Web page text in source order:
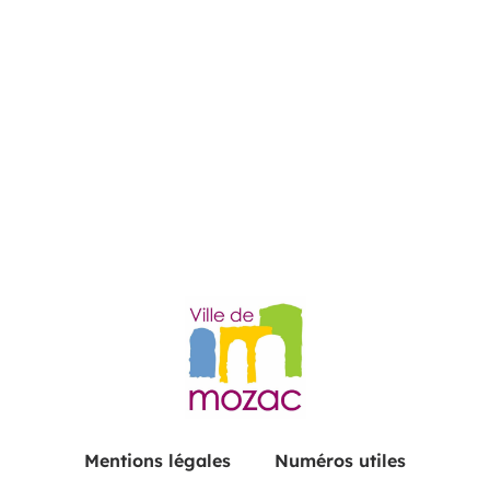
Mentions légales
Numéros utiles